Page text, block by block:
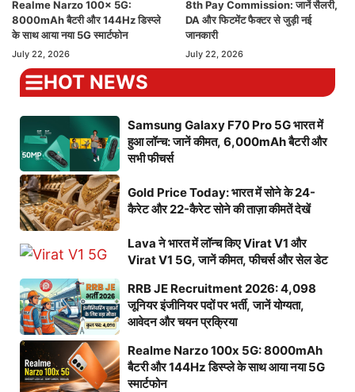
Realme Narzo 100x 5G:
8000mAh बैटरी और 144Hz डिस्प्ले
के साथ आया नया 5G स्मार्टफोन
July 22, 2026
8th Pay Commission: जानें सैलरी,
DA और फिटमेंट फैक्टर से जुड़ी नई
जानकारी
July 22, 2026
HOT NEWS
Samsung Galaxy F70 Pro 5G भारत में
हुआ लॉन्च: जानें कीमत, 6,000mAh बैटरी और
सभी फीचर्स
Gold Price Today: भारत में सोने के 24-
कैरेट और 22-कैरेट सोने की ताज़ा कीमतें देखें
Lava ने भारत में लॉन्च किए Virat V1 और
Virat V1 5G, जानें कीमत, फीचर्स और सेल डेट
RRB JE Recruitment 2026: 4,098
जूनियर इंजीनियर पदों पर भर्ती, जानें योग्यता,
आवेदन और चयन प्रक्रिया
Realme Narzo 100x 5G: 8000mAh
बैटरी और 144Hz डिस्प्ले के साथ आया नया 5G
स्मार्टफोन